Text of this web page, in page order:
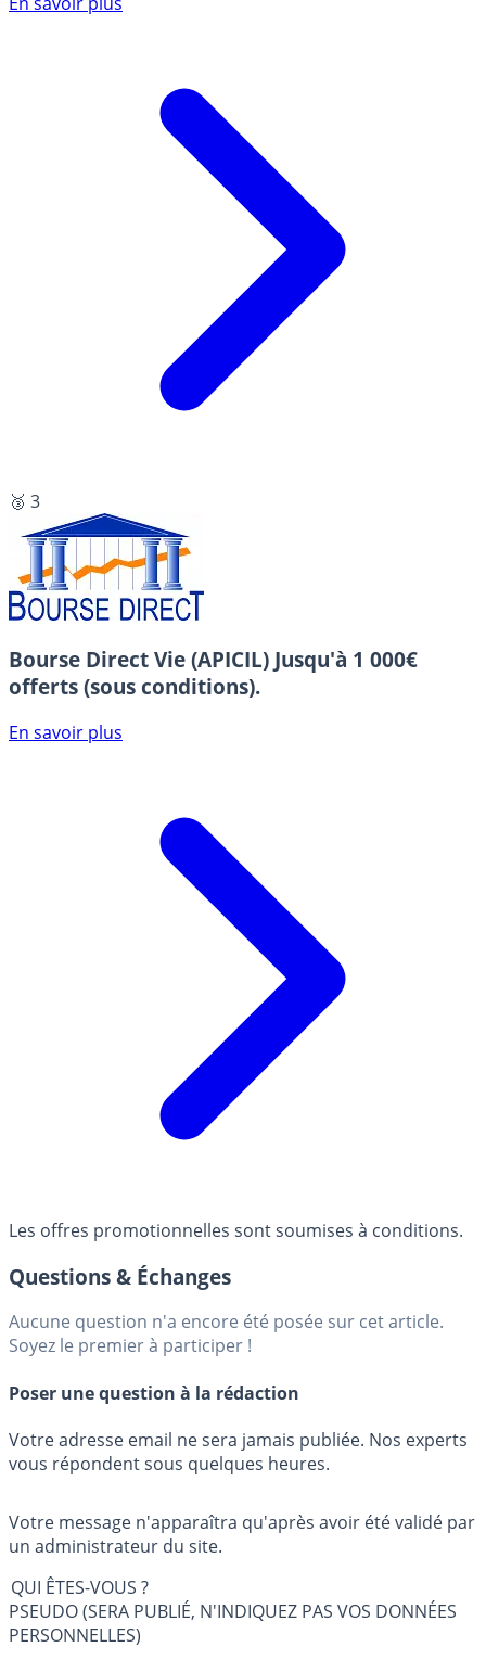
🥉 3
Bourse Direct Vie (APICIL) Jusqu'à 1 000€
offerts (sous conditions).
En savoir plus
Les offres promotionnelles sont soumises à conditions.
Questions & Échanges
Aucune question n'a encore été posée sur cet article.
Soyez le premier à participer !
Poser une question à la rédaction
Votre adresse email ne sera jamais publiée. Nos experts
vous répondent sous quelques heures.
Votre message n'apparaîtra qu'après avoir été validé par
un administrateur du site.
QUI ÊTES-VOUS ?
PSEUDO (SERA PUBLIÉ, N'INDIQUEZ PAS VOS DONNÉES
PERSONNELLES)